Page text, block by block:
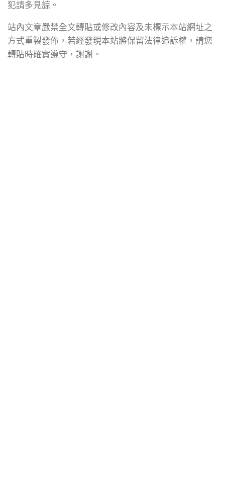
犯請多見諒。
站內文章嚴禁全文轉貼或修改內容及未標示本站網址之
方式重製發佈，若經發現本站將保留法律追訴權，請您
轉貼時確實遵守，謝謝。